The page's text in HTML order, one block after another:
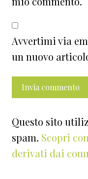
Avvertimi via
un nuovo
Questo sito
spam. Scopri
derivati dai